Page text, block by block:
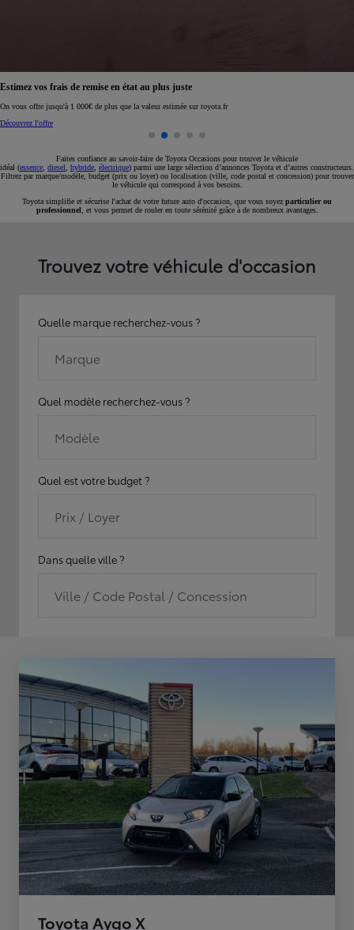
Réservez en ligne votre occasion pour 1€ seulement
Réservez en ligne
Faites confiance au savoir-faire de Toyota Occasions pour trouver le véhicule
idéal (essence diesel hybride électrique) parmi une large sélection d’annonces Toyota et d’autres constructeurs.
Filtrez par marque/modèle, budget (prix ou loyer) ou localisation (ville, code postal et concession) pour trouver
le véhicule qui correspond à vos besoins.
Toyota simplifie et sécurise l'achat de votre future auto d'occasion, que vous soyez particulier ou
professionnel , et vous permet de rouler en toute sérénité grâce à de nombreux avantages.
Trouvez votre véhicule d'occasion
Quelle marque recherchez-vous ?
Marque
Quel modèle recherchez-vous ?
Modèle
Quel est votre budget ?
Prix / Loyer
Dans quelle ville ?
Ville / Code Postal / Concession
Toyota Aygo X